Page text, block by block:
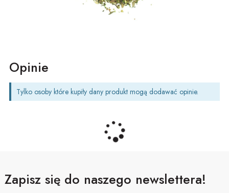
Opinie
Tylko osoby które kupiły dany produkt mogą dodawać opinie.
Zapisz się do naszego newslettera!